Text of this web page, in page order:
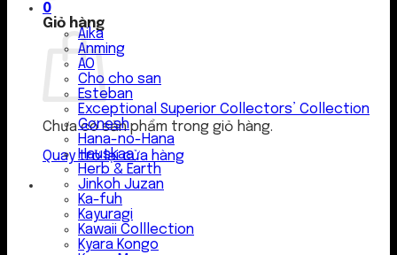
0
Giỏ hàng
Chưa có sản phẩm trong giỏ hàng.
Quay trở lại cửa hàng
Aika
Anming
AO
Cho cho san
Esteban
Exceptional Superior Collectors’ Collection
Gonesh
Hana-no-Hana
Hauskaa
Herb & Earth
Jinkoh Juzan
Ka-fuh
Kayuragi
Kawaii Colllection
Kyara Kongo